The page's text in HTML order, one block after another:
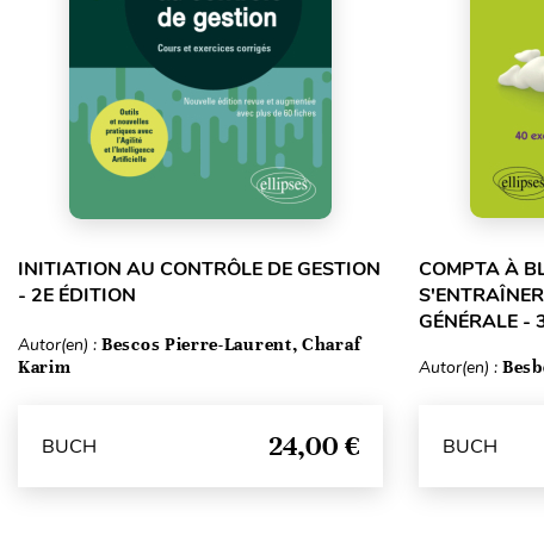
INITIATION AU CONTRÔLE DE GESTION
- 2E ÉDITION
Autor(en) : Bescos Pierre-Laurent, Charaf
Karim
BUCH 24,00 €
COMPTA À
GÉNÉRALE -
Autor(en) :
BUCH